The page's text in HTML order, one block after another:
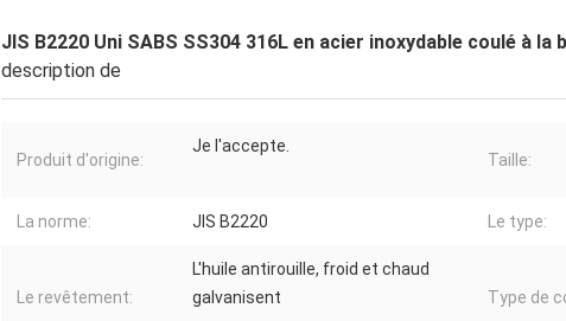
JIS B2220 Uni SABS SS304 316L en acier inoxydable coulé à la
description de
Produit d'origine:
Je l'accepte.
Taille:
La norme: JIS B2220 Le type:
Le revêtement:
L'huile antirouille, froid et chaud
galvanisent
Type de